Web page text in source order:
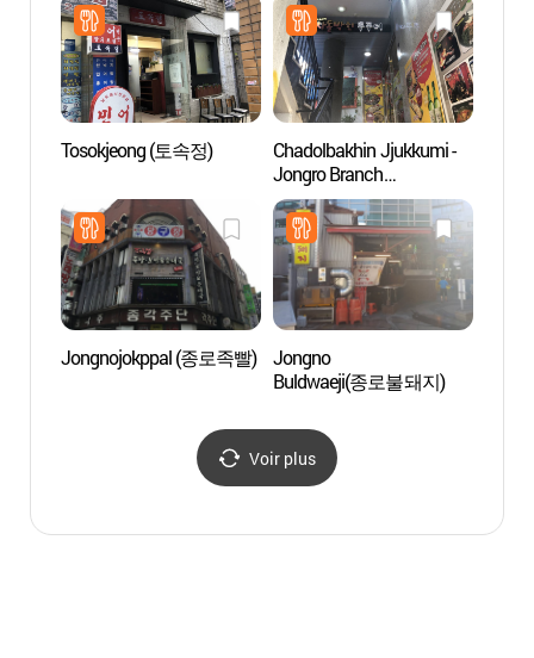
Tosokjeong (토속정)
Chadolbakhin Jjukkumi -
Jongro Branch
(차돌박힌쭈꾸미 종로)
Jongnojokppal (종로족빨)
Jongno
Buldwaeji(종로불돼지)
Voir plus